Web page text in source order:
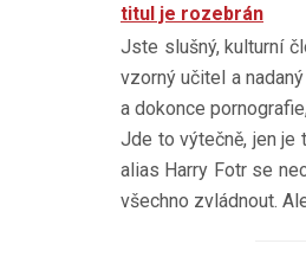
titul je rozebrán
Jste slušný, kulturní
vzorný učitel a
a dokonce
Jde to výtečně, jen je
alias Harry Fotr se
všechno zvládnout.